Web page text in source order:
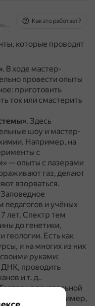
На основе источников, возможны неточности
Как это работает?
которые проводят
. В ходе мастер-
провести опыты
приготовить
ток или смастерить
. Здесь
шоу и мастер-
Например, на
с
— опыты с лазерами
газ, делают
взорваться.
педагогов и учёных
лет. Спектр тем
до генетики,
геологии. Есть как
и на многих из них
руками:
ДНК, проводить
и т. д..
увлекательной
с опытами, например,